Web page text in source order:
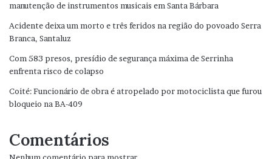
manutenção de instrumentos musicais em Santa Bárbara
Acidente deixa um morto e três feridos na região do povoado Serra
Branca, Santaluz
Com 583 presos, presídio de segurança máxima de Serrinha
enfrenta risco de colapso
Coité: Funcionário de obra é atropelado por motociclista que furou
bloqueio na BA-409
Comentários